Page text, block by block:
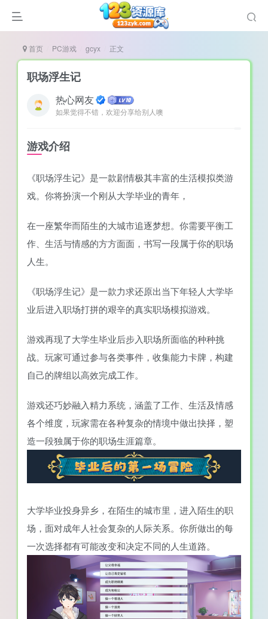
（摸鱼游戏）
首页 PC游戏 gcyx 正文
职场浮生记
热心网友
如果觉得不错，欢迎分享给别人噢
游戏介绍
《职场浮生记》是一款剧情极其丰富的生活模拟类游
戏。你将扮演一个刚从大学毕业的青年，
在一座繁华而陌生的大城市追逐梦想。你需要平衡工
作、生活与情感的方方面面，书写一段属于你的职场
人生。
《职场浮生记》是一款力求还原出当下年轻人大学毕
业后进入职场打拼的艰辛的真实职场模拟游戏。
游戏再现了大学生毕业后步入职场所面临的种种挑
战。玩家可通过参与各类事件，收集能力卡牌，构建
自己的牌组以高效完成工作。
游戏还巧妙融入精力系统，涵盖了工作、生活及情感
各个维度，玩家需在各种复杂的情境中做出抉择，塑
造一段独属于你的职场生涯篇章。
大学毕业投身异乡，在陌生的城市里，进入陌生的职
场，面对成年人社会复杂的人际关系。你所做出的每
一次选择都有可能改变和决定不同的人生道路。